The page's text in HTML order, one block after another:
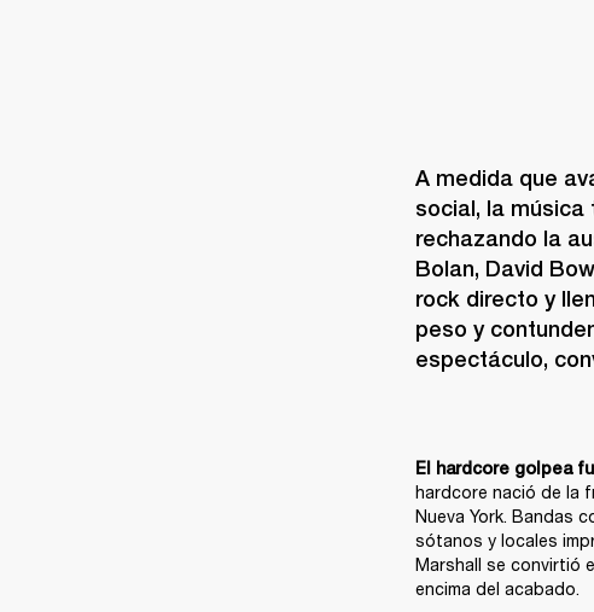
A medida que
social, la música
rechazando la
Bolan, David
rock directo y
peso y
espectáculo,
El hardcore golpea
hardcore nació de la
Nueva York. Bandas
sótanos y locales
Marshall se convirtió
encima del acabado.